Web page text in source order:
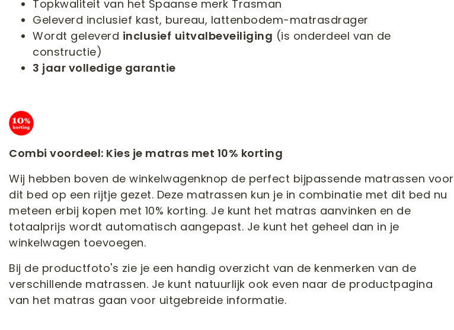
Topkwaliteit van het Spaanse merk Trasman
Geleverd inclusief kast, bureau, lattenbodem-matrasdrager
Wordt geleverd inclusief uitvalbeveiliging (is onderdeel van de
constructie)
3 jaar volledige garantie
Combi voordeel: Kies je matras met 10% korting
Wij hebben boven de winkelwagenknop de perfect bijpassende matrassen voor
dit bed op een rijtje gezet. Deze matrassen kun je in combinatie met dit bed nu
meteen erbij kopen met 10% korting. Je kunt het matras aanvinken en de
totaalprijs wordt automatisch aangepast. Je kunt het geheel dan in je
winkelwagen toevoegen.
Bij de productfoto's zie je een handig overzicht van de kenmerken van de
verschillende matrassen. Je kunt natuurlijk ook even naar de productpagina
van het matras gaan voor uitgebreide informatie.